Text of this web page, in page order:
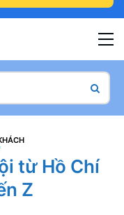
từ Hồ Chí
Z